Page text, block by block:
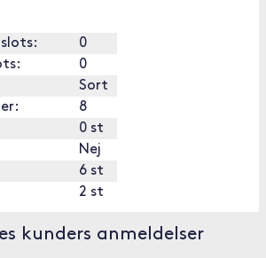
0
0
Sort
8
0 st
Nej
6 st
2 st
kunders anmeldelser